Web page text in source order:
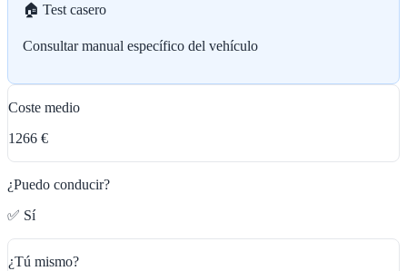
🏠 Test casero
Consultar manual específico del vehículo
Coste medio
1266 €
¿Puedo conducir?
✅ Sí
¿Tú mismo?